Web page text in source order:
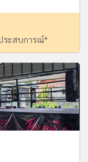
ระสบการณ์*